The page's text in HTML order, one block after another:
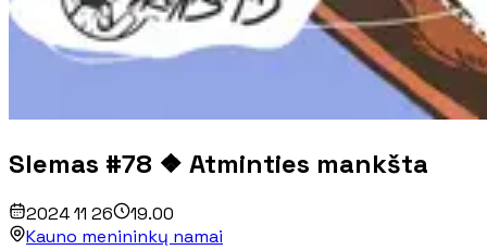
Slemas #78 ❖ Atminties mankšta
2024 11 26
19.00
Kauno menininkų namai